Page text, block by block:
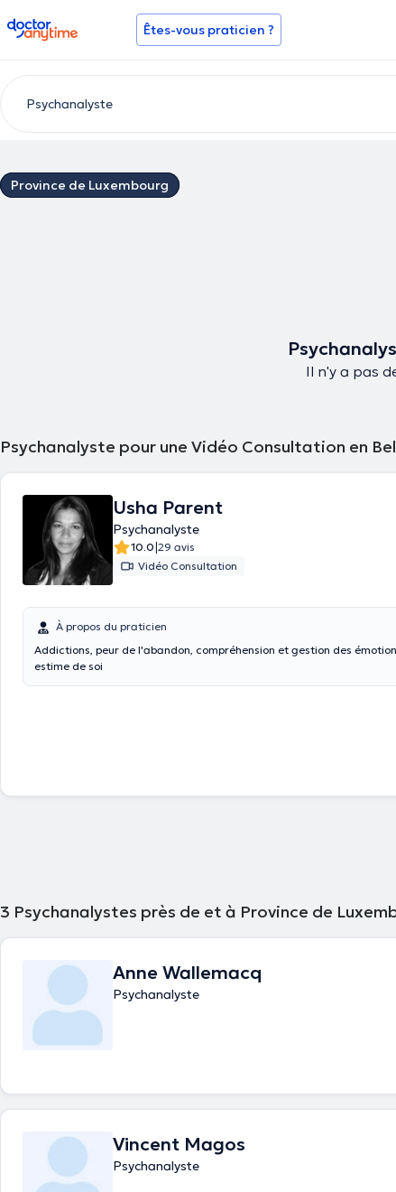
doctoranytime Êtes-vous praticien ?
Province de Luxembourg
Il n'y a pas
Psychanalyste pour une Vidéo Consultation en
Usha Parent
Psychanalyste
10.0|29 avis
Vidéo Consultation
À propos du praticien
Addictions, peur de l'abandon, compréhension et gestion des
estime de soi
3 Psychanalystes près de et à Province de
Anne Wallemacq
Psychanalyste
Vincent Magos
Psychanalyste